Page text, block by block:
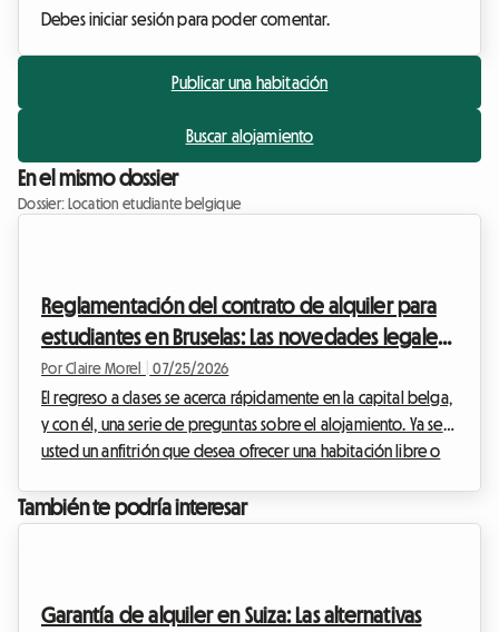
Debes iniciar sesión para poder comentar.
Publicar una habitación
Buscar alojamiento
En el mismo dossier
Dossier: Location etudiante belgique
Reglamentación del contrato de alquiler para
estudiantes en Bruselas: Las novedades legales
que debes conocer para el inicio del curso
2026
Por Claire Morel 07/25/2026
El regreso a clases se acerca rápidamente en la capital belga,
y con él, una serie de preguntas sobre el alojamiento. Ya sea
usted un anfitrión que desea ofrecer una habitación libre o
dominar los aspectos del contrato de alquiler para
todas las normas vigentes par...
También te podría interesar
Garantía de alquiler en Suiza: Las alternativas